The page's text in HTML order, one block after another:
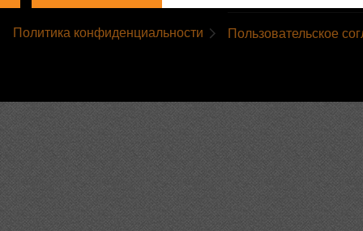
Политика конфиденциальности Пользовательское